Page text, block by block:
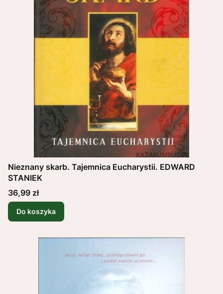
Nieznany skarb. Tajemnica Eucharystii. EDWARD
STANIEK
Cena
36,99 zł
Do koszyka